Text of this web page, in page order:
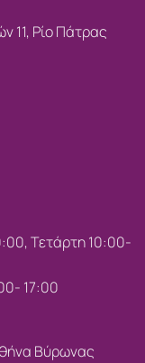
11, Ρίο Πάτρας
Τετάρτη 10:00-
17:00
Βύρωνας